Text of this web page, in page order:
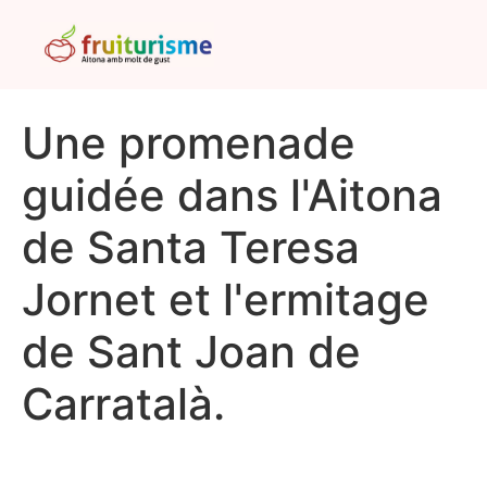
Une promenade
guidée dans l'Aitona
de Santa Teresa
Jornet et l'ermitage
de Sant Joan de
Carratalà.